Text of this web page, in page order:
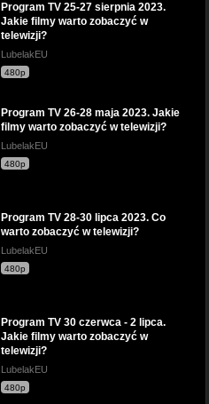
Program TV 25-27 sierpnia 2023.
Jakie filmy warto zobaczyć w
telewizji?
LubelakEU
480p
Program TV 26-28 maja 2023. Jakie
filmy warto zobaczyć w telewizji?
LubelakEU
480p
Program TV 28-30 lipca 2023. Co
warto zobaczyć w telewizji?
LubelakEU
480p
Program TV 30 czerwca - 2 lipca.
Jakie filmy warto zobaczyć w
telewizji?
LubelakEU
480p